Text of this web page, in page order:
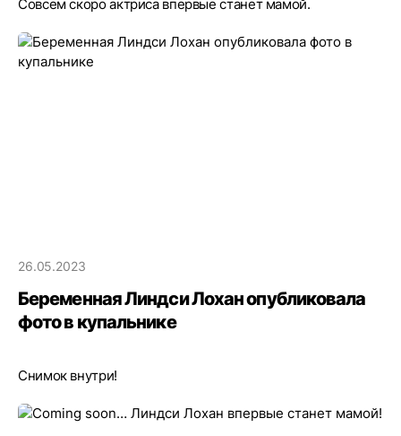
Совсем скоро актриса впервые станет мамой.
26.05.2023
Беременная Линдси Лохан опубликовала
фото в купальнике
Снимок внутри!